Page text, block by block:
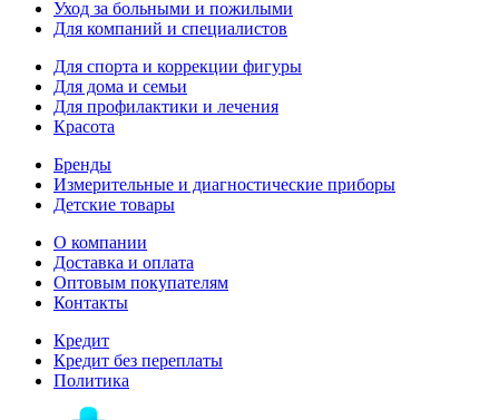
Уход за больными и пожилыми
Для компаний и специалистов
Для спорта и коррекции фигуры
Для дома и семьи
Для профилактики и лечения
Красота
Бренды
Измерительные и диагностические приборы
Детские товары
О компании
Доставка и оплата
Оптовым покупателям
Контакты
Кредит
Кредит без переплаты
Политика